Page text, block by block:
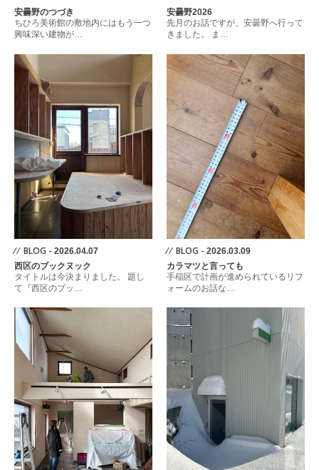
安曇野のつづき
ちひろ美術館の敷地内にはもう一つ
興味深い建物が…
安曇野2026
先月のお話ですが、安曇野へ行って
きました。 ま…
⁄ ⁄ BLOG - 2026.04.07
西区のブックヌック
タイトルは今決まりました。 題し
て『西区のブッ…
⁄ ⁄ BLOG - 2026.03.09
カラマツと言っても
手稲区で計画が進められているリフ
ォームのお話な…